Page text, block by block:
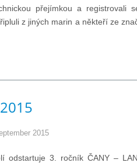
přejímkou a registrovali
z jiných marin a někteří ze
2015
odstartuje 3. ročník ČANY –